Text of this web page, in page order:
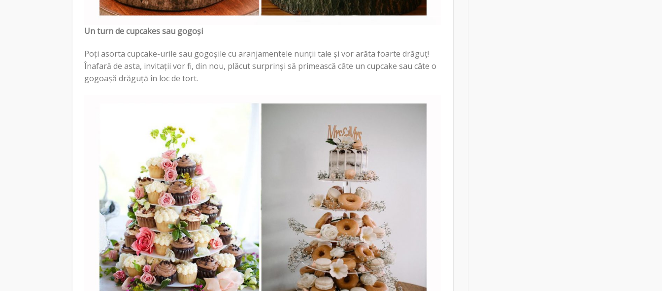
Un turn de cupcakes sau gogoși
Poți asorta cupcake-urile sau gogoșile cu aranjamentele nunții tale și vor arăta foarte drăguț!
Înafară de asta, invitații vor fi, din nou, plăcut surprinși să primească câte un cupcake sau câte o
gogoașă drăguță în loc de tort.